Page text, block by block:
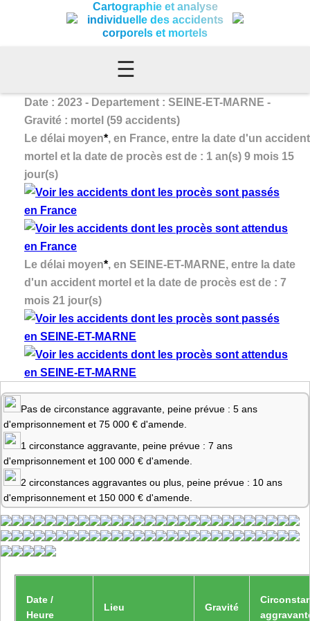
Cartographie et analyse
individuelle des accidents
corporels et mortels
☰
Date : 2023 - Departement : SEINE-ET-MARNE -
Gravité : mortel (59 accidents)
Le délai moyen*, en France, entre la date d'un accident
mortel et la date de procès est de : 1 an(s) 9 mois 15
jour(s)
Le délai moyen*, en SEINE-ET-MARNE, entre la date
d'un accident mortel et la date de procès est de : 7
mois 21 jour(s)
Pas de circonstance aggravante, peine prévue : 5 ans
d'emprisonnement et 75 000 € d'amende.
1 circonstance aggravante, peine prévue : 7 ans
d'emprisonnement et 100 000 € d'amende.
2 circonstances aggravantes ou plus, peine prévue : 10 ans
d'emprisonnement et 150 000 € d'amende.
Date /
Heure
Lieu Gravité